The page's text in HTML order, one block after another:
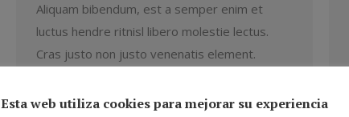
Aliquam bibendum, est a semper enim et
luctus hendre ritnisl libero molestie lectus.
Cras justo non justo venenatis element.
Tiffany Whitewolf
Esta web utiliza cookies para mejorar su experiencia